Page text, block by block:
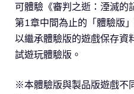
可體驗《審判之逝：湮滅的
第1章中間為止的「體驗版
以繼承體驗版的遊戲保存資
試遊玩體驗版。
※本體驗版與製品版遊戲不